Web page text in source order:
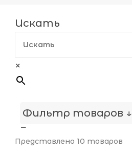
Искать
×
Фильтр товаров ↓
Прокрас
Полный
Представлено 10 товаров